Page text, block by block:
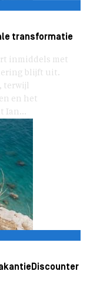
transformatie
inmiddels met
blijft uit.
terwijl
en het
Ian...